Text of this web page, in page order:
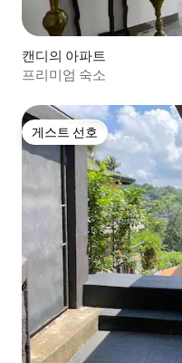
캔디의 아파트
프리미엄 숙소
게스트 선호
게스트 선호